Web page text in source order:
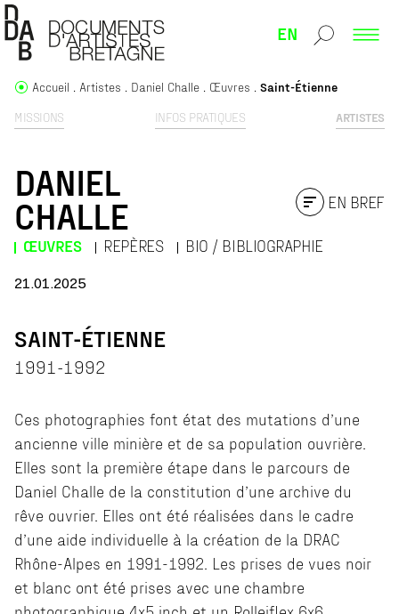
EN
MISSIONS INFOS PRATIQUES ARTISTES
Accueil Artistes Daniel Challe Œuvres Saint-Étienne
DANIEL
CHALLE
ŒUVRES REPÈRES BIO / BIBLIOGRAPHIE
EN BREF
21.01.2025
SAINT-ÉTIENNE
1991-1992
Ces photographies font état des mutations d’une
ancienne ville minière et de sa population ouvrière.
Elles sont la première étape dans le parcours de
Daniel Challe de la constitution d’une archive du
rêve ouvrier. Elles ont été réalisées dans le cadre
d’une aide individuelle à la création de la DRAC
Rhône-Alpes en 1991-1992. Les prises de vues noir
et blanc ont été prises avec une chambre